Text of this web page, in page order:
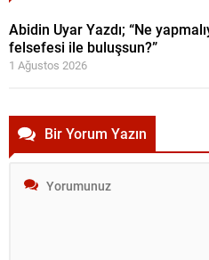
Abidin Uyar Yazdı; “Ne
felsefesi ile buluşsun?”
1 Ağustos 2026
Bir Yorum Yazın